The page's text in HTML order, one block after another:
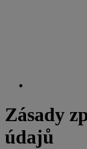
Zásady
údajů